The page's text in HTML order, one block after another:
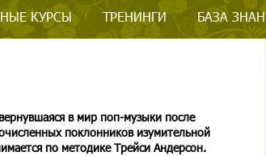
КУРСЫ ТРЕНИНГИ БАЗА
в мир поп-музыки после
поклонников изумительной
по методике Трейси Андерсон.